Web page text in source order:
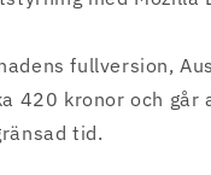
fullversion,
420 kronor och går
tid.